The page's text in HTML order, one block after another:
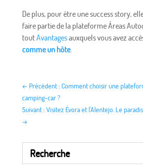
De plus, pour être une success story,
faire partie de la plateforme Áreas
toutAvantagesauxquels vous avez
comme un hôte.
← Précédent : Comment choisir une
camping-car ?
Suivant : Visitez Évora et l'Alentejo. Le
→